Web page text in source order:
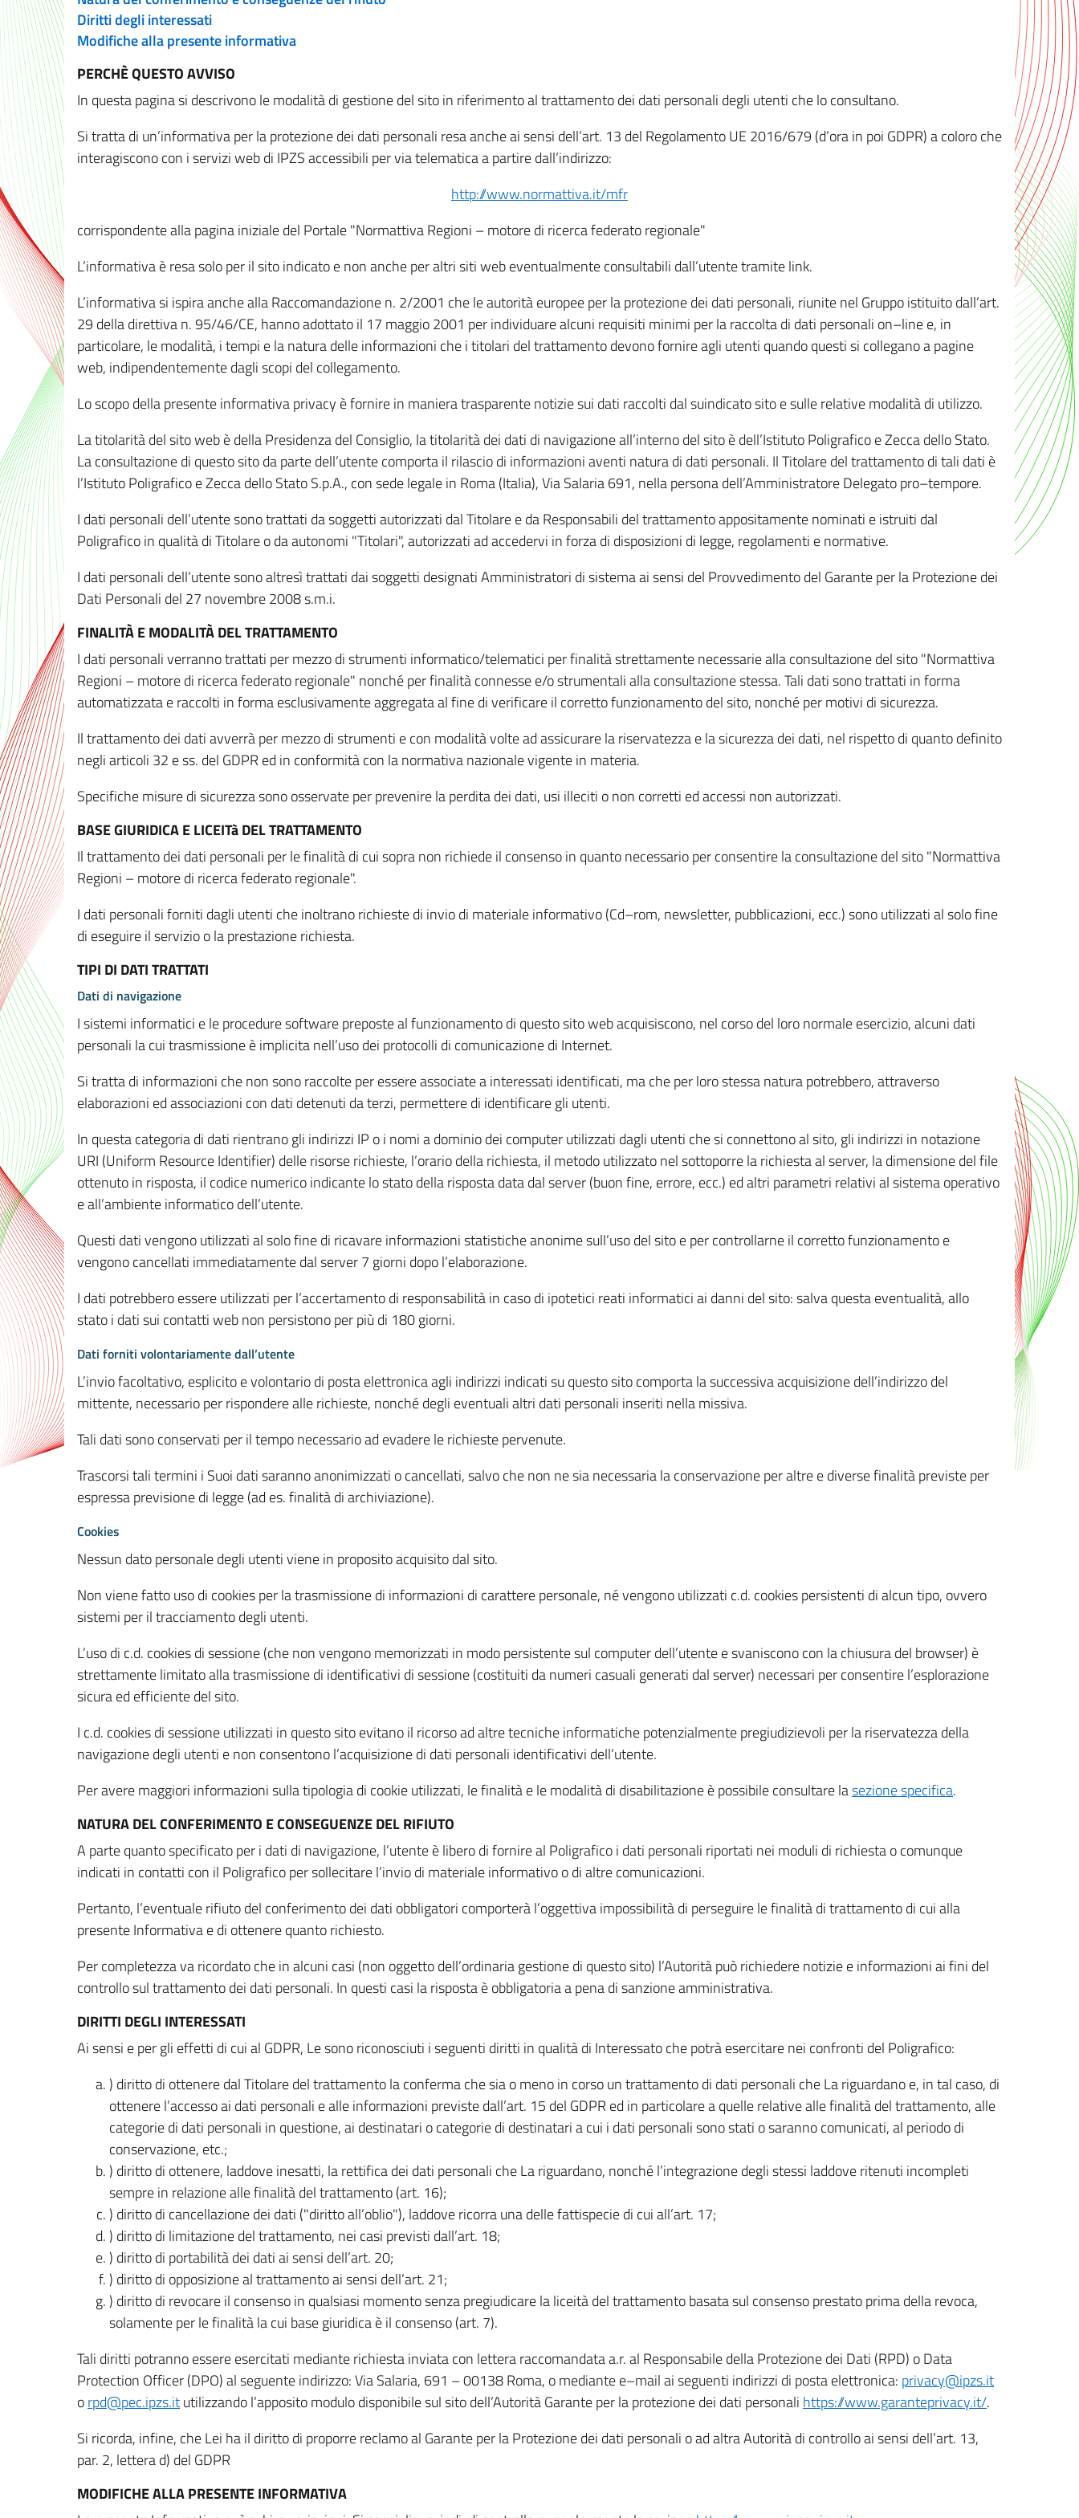
Diritti degli interessati
Modifiche alla presente informativa
PERCHÈ QUESTO AVVISO
In questa pagina si descrivono le modalità di gestione del sito in riferimento al trattamento dei dati personali degli utenti che lo consultano.
Si tratta di un’informativa per la protezione dei dati personali resa anche ai sensi dell’art. 13 del Regolamento UE 2016/679 (d’ora in poi GDPR) a coloro che
interagiscono con i servizi web di IPZS accessibili per via telematica a partire dall’indirizzo:
http://www.normattiva.it/mfr
corrispondente alla pagina iniziale del Portale "Normattiva Regioni – motore di ricerca federato regionale"
L’informativa è resa solo per il sito indicato e non anche per altri siti web eventualmente consultabili dall’utente tramite link.
L’informativa si ispira anche alla Raccomandazione n. 2/2001 che le autorità europee per la protezione dei dati personali, riunite nel Gruppo istituito dall’art.
29 della direttiva n. 95/46/CE, hanno adottato il 17 maggio 2001 per individuare alcuni requisiti minimi per la raccolta di dati personali on–line e, in
particolare, le modalità, i tempi e la natura delle informazioni che i titolari del trattamento devono fornire agli utenti quando questi si collegano a pagine
web, indipendentemente dagli scopi del collegamento.
Lo scopo della presente informativa privacy è fornire in maniera trasparente notizie sui dati raccolti dal suindicato sito e sulle relative modalità di utilizzo.
La titolarità del sito web è della Presidenza del Consiglio, la titolarità dei dati di navigazione all’interno del sito è dell’Istituto Poligrafico e Zecca dello Stato.
La consultazione di questo sito da parte dell’utente comporta il rilascio di informazioni aventi natura di dati personali. Il Titolare del trattamento di tali dati è
l’Istituto Poligrafico e Zecca dello Stato S.p.A., con sede legale in Roma (Italia), Via Salaria 691, nella persona dell’Amministratore Delegato pro–tempore.
I dati personali dell’utente sono trattati da soggetti autorizzati dal Titolare e da Responsabili del trattamento appositamente nominati e istruiti dal
Poligrafico in qualità di Titolare o da autonomi "Titolari", autorizzati ad accedervi in forza di disposizioni di legge, regolamenti e normative.
I dati personali dell’utente sono altresì trattati dai soggetti designati Amministratori di sistema ai sensi del Provvedimento del Garante per la Protezione dei
Dati Personali del 27 novembre 2008 s.m.i.
FINALITÀ E MODALITÀ DEL TRATTAMENTO
I dati personali verranno trattati per mezzo di strumenti informatico/telematici per finalità strettamente necessarie alla consultazione del sito "Normattiva
Regioni – motore di ricerca federato regionale" nonché per finalità connesse e/o strumentali alla consultazione stessa. Tali dati sono trattati in forma
automatizzata e raccolti in forma esclusivamente aggregata al fine di verificare il corretto funzionamento del sito, nonché per motivi di sicurezza.
Il trattamento dei dati avverrà per mezzo di strumenti e con modalità volte ad assicurare la riservatezza e la sicurezza dei dati, nel rispetto di quanto definito
negli articoli 32 e ss. del GDPR ed in conformità con la normativa nazionale vigente in materia.
Specifiche misure di sicurezza sono osservate per prevenire la perdita dei dati, usi illeciti o non corretti ed accessi non autorizzati.
BASE GIURIDICA E LICEITà DEL TRATTAMENTO
Il trattamento dei dati personali per le finalità di cui sopra non richiede il consenso in quanto necessario per consentire la consultazione del sito "Normattiva
Regioni – motore di ricerca federato regionale".
I dati personali forniti dagli utenti che inoltrano richieste di invio di materiale informativo (Cd–rom, newsletter, pubblicazioni, ecc.) sono utilizzati al solo fine
di eseguire il servizio o la prestazione richiesta.
TIPI DI DATI TRATTATI
Dati di navigazione
I sistemi informatici e le procedure software preposte al funzionamento di questo sito web acquisiscono, nel corso del loro normale esercizio, alcuni dati
personali la cui trasmissione è implicita nell’uso dei protocolli di comunicazione di Internet.
Si tratta di informazioni che non sono raccolte per essere associate a interessati identificati, ma che per loro stessa natura potrebbero, attraverso
elaborazioni ed associazioni con dati detenuti da terzi, permettere di identificare gli utenti.
In questa categoria di dati rientrano gli indirizzi IP o i nomi a dominio dei computer utilizzati dagli utenti che si connettono al sito, gli indirizzi in notazione
URI (Uniform Resource Identifier) delle risorse richieste, l’orario della richiesta, il metodo utilizzato nel sottoporre la richiesta al server, la dimensione del file
ottenuto in risposta, il codice numerico indicante lo stato della risposta data dal server (buon fine, errore, ecc.) ed altri parametri relativi al sistema operativo
e all’ambiente informatico dell’utente.
Questi dati vengono utilizzati al solo fine di ricavare informazioni statistiche anonime sull’uso del sito e per controllarne il corretto funzionamento e
vengono cancellati immediatamente dal server 7 giorni dopo l’elaborazione.
I dati potrebbero essere utilizzati per l’accertamento di responsabilità in caso di ipotetici reati informatici ai danni del sito: salva questa eventualità, allo
stato i dati sui contatti web non persistono per più di 180 giorni.
Dati forniti volontariamente dall’utente
L’invio facoltativo, esplicito e volontario di posta elettronica agli indirizzi indicati su questo sito comporta la successiva acquisizione dell’indirizzo del
mittente, necessario per rispondere alle richieste, nonché degli eventuali altri dati personali inseriti nella missiva.
Tali dati sono conservati per il tempo necessario ad evadere le richieste pervenute.
Trascorsi tali termini i Suoi dati saranno anonimizzati o cancellati, salvo che non ne sia necessaria la conservazione per altre e diverse finalità previste per
espressa previsione di legge (ad es. finalità di archiviazione).
Cookies
Nessun dato personale degli utenti viene in proposito acquisito dal sito.
Non viene fatto uso di cookies per la trasmissione di informazioni di carattere personale, né vengono utilizzati c.d. cookies persistenti di alcun tipo, ovvero
sistemi per il tracciamento degli utenti.
L’uso di c.d. cookies di sessione (che non vengono memorizzati in modo persistente sul computer dell’utente e svaniscono con la chiusura del browser) è
strettamente limitato alla trasmissione di identificativi di sessione (costituiti da numeri casuali generati dal server) necessari per consentire l’esplorazione
sicura ed efficiente del sito.
I c.d. cookies di sessione utilizzati in questo sito evitano il ricorso ad altre tecniche informatiche potenzialmente pregiudizievoli per la riservatezza della
navigazione degli utenti e non consentono l’acquisizione di dati personali identificativi dell’utente.
Per avere maggiori informazioni sulla tipologia di cookie utilizzati, le finalità e le modalità di disabilitazione è possibile consultare lasezione specifica.
NATURA DEL CONFERIMENTO E CONSEGUENZE DEL RIFIUTO
A parte quanto specificato per i dati di navigazione, l’utente è libero di fornire al Poligrafico i dati personali riportati nei moduli di richiesta o comunque
indicati in contatti con il Poligrafico per sollecitare l’invio di materiale informativo o di altre comunicazioni.
Pertanto, l’eventuale rifiuto del conferimento dei dati obbligatori comporterà l’oggettiva impossibilità di perseguire le finalità di trattamento di cui alla
presente Informativa e di ottenere quanto richiesto.
Per completezza va ricordato che in alcuni casi (non oggetto dell’ordinaria gestione di questo sito) l’Autorità può richiedere notizie e informazioni ai fini del
controllo sul trattamento dei dati personali. In questi casi la risposta è obbligatoria a pena di sanzione amministrativa.
DIRITTI DEGLI INTERESSATI
Ai sensi e per gli effetti di cui al GDPR, Le sono riconosciuti i seguenti diritti in qualità di Interessato che potrà esercitare nei confronti del Poligrafico:
) diritto di ottenere dal Titolare del trattamento la conferma che sia o meno in corso un trattamento di dati personali che La riguardano e, in tal caso, di
ottenere l’accesso ai dati personali e alle informazioni previste dall’art. 15 del GDPR ed in particolare a quelle relative alle finalità del trattamento, alle
categorie di dati personali in questione, ai destinatari o categorie di destinatari a cui i dati personali sono stati o saranno comunicati, al periodo di
conservazione, etc.;
) diritto di ottenere, laddove inesatti, la rettifica dei dati personali che La riguardano, nonché l’integrazione degli stessi laddove ritenuti incompleti
sempre in relazione alle finalità del trattamento (art. 16);
) diritto di cancellazione dei dati ("diritto all’oblio"), laddove ricorra una delle fattispecie di cui all’art. 17;
) diritto di limitazione del trattamento, nei casi previsti dall’art. 18;
) diritto di portabilità dei dati ai sensi dell’art. 20;
) diritto di opposizione al trattamento ai sensi dell’art. 21;
) diritto di revocare il consenso in qualsiasi momento senza pregiudicare la liceità del trattamento basata sul consenso prestato prima della revoca,
solamente per le finalità la cui base giuridica è il consenso (art. 7).
Tali diritti potranno essere esercitati mediante richiesta inviata con lettera raccomandata a.r. al Responsabile della Protezione dei Dati (RPD) o Data
Protection Officer (DPO) al seguente indirizzo: Via Salaria, 691 – 00138 Roma, o mediante e–mail ai seguenti indirizzi di posta elettronica: privacy@ipzs.it
orpd@pec.ipzs.itutilizzando l’apposito modulo disponibile sul sito dell’Autorità Garante per la protezione dei dati personali https://www.garanteprivacy.it/.
Si ricorda, infine, che Lei ha il diritto di proporre reclamo al Garante per la Protezione dei dati personali o ad altra Autorità di controllo ai sensi dell’art. 13,
par. 2, lettera d) del GDPR
MODIFICHE ALLA PRESENTE INFORMATIVA